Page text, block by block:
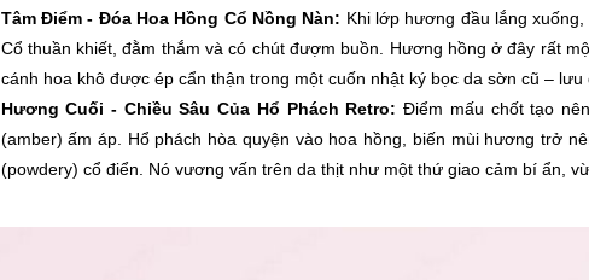
Tâm Điểm - Đóa Hoa Hồng Cổ Nồng Nàn: Khi lớp hương đầu lắng
Cổ thuần khiết, đằm thắm và có chút đượm buồn. Hương hồng ở đây rất
cánh hoa khô được ép cẩn thận trong một cuốn nhật ký bọc da sờn cũ –
Hương Cuối - Chiều Sâu Của Hổ Phách Retro: Điểm mấu chốt tạo
(amber) ấm áp. Hổ phách hòa quyện vào hoa hồng, biến mùi hương trở
(powdery) cổ điển. Nó vương vấn trên da thịt như một thứ giao cảm bí ẩn,